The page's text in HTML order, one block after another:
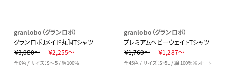
granlobo（グランロボ）
グランロボJメイド丸胴Tシャツ
￥3,080～
￥2,255～
全6色 / サイズ：S～5 / 綿100％
granlobo（グランロボ）
プレミアムヘビーウェイトTシャツ
￥1,760～
￥1,287～
全45色 / サイズ：S~5L / 綿 100％※オート